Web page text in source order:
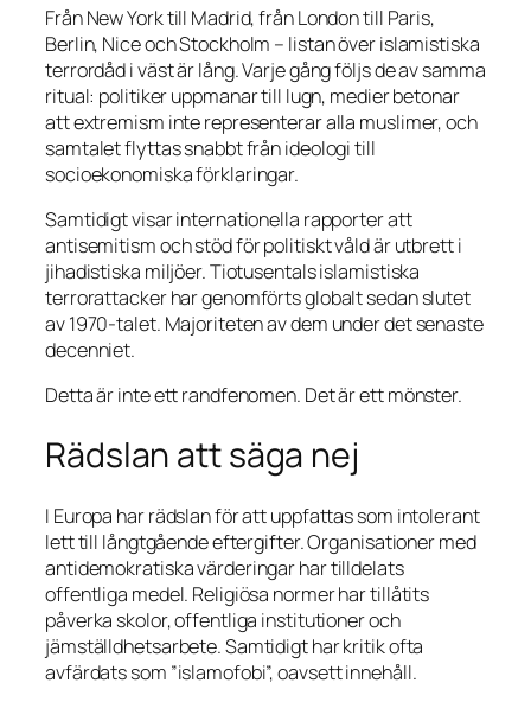
Från New York till Madrid, från London till Paris,
Berlin, Nice och Stockholm – listan över islamistiska
terrordåd i väst är lång. Varje gång följs de av samma
ritual: politiker uppmanar till lugn, medier betonar
att extremism inte representerar alla muslimer, och
samtalet flyttas snabbt från ideologi till
socioekonomiska förklaringar.
Samtidigt visar internationella rapporter att
antisemitism och stöd för politiskt våld är utbrett i
jihadistiska miljöer. Tiotusentals islamistiska
terrorattacker har genomförts globalt sedan slutet
av 1970-talet. Majoriteten av dem under det senaste
decenniet.
Detta är inte ett randfenomen. Det är ett mönster.
Rädslan att säga nej
I Europa har rädslan för att uppfattas som intolerant
lett till långtgående eftergifter. Organisationer med
antidemokratiska värderingar har tilldelats
offentliga medel. Religiösa normer har tillåtits
påverka skolor, offentliga institutioner och
jämställdhetsarbete. Samtidigt har kritik ofta
avfärdats som ”islamofobi”, oavsett innehåll.